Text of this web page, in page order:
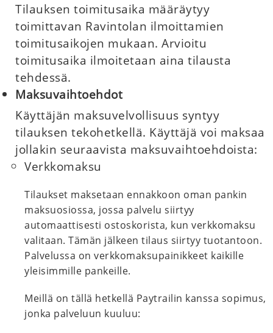
Tilauksen toimitusaika määräytyy
toimittavan Ravintolan ilmoittamien
toimitusaikojen mukaan. Arvioitu
toimitusaika ilmoitetaan aina tilausta
tehdessä.
Maksuvaihtoehdot
Käyttäjän maksuvelvollisuus syntyy
tilauksen tekohetkellä. Käyttäjä voi maksaa
jollakin seuraavista maksuvaihtoehdoista:
Verkkomaksu
Tilaukset maksetaan ennakkoon oman pankin
maksuosiossa, jossa palvelu siirtyy
automaattisesti ostoskorista, kun verkkomaksu
valitaan. Tämän jälkeen tilaus siirtyy tuotantoon.
Palvelussa on verkkomaksupainikkeet kaikille
yleisimmille pankeille.
Meillä on tällä hetkellä Paytrailin kanssa sopimus,
jonka palveluun kuuluu: